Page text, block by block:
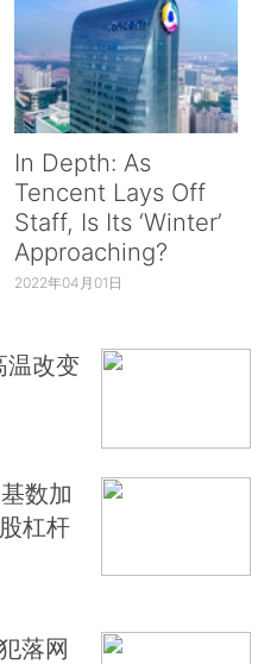
In Depth: As
Tencent Lays Off
Staff, Is Its ‘Winter’
Approaching?
2022年04月01日
温改变
数加
杠杆
落网